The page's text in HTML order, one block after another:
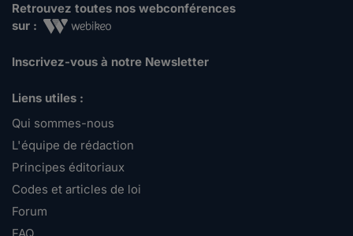
Retrouvez toutes nos webconférences
sur :
Inscrivez-vous à notre Newsletter
Liens utiles :
Qui sommes-nous
L'équipe de rédaction
Principes éditoriaux
Codes et articles de loi
Forum